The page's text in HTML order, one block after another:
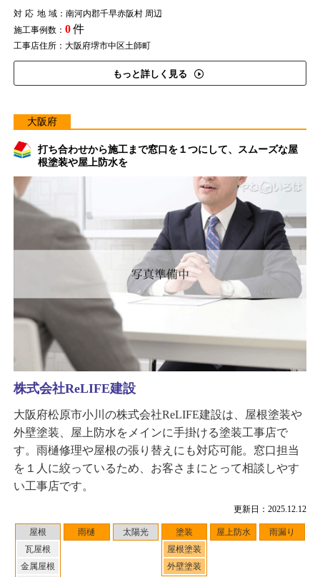
対応地域：南河内郡千早赤阪村 周辺
施工事例数： 0件
工事店住所：大阪府堺市中区土師町
もっと詳しく見る
大阪府
打ち合わせから施工まで窓口を１つにして、スムーズな屋
根塗装や屋上防水を
更新日：2025.12.12
屋根
瓦屋根
金属屋根
雨樋 太陽光
塗装
屋根塗装
外壁塗装
屋上防水 雨漏り
株式会社ReLIFE建設
大阪府松原市小川の株式会社ReLIFE建設は、屋根塗装や
外壁塗装、屋上防水をメインに手掛ける塗装工事店で
す。雨樋修理や屋根の張り替えにも対応可能。窓口担当
を１人に絞っているため、お客さまにとって相談しやす
い工事店です。